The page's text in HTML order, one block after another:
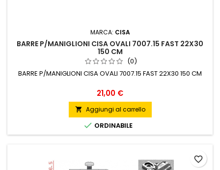
MARCA: CISA
BARRE P/MANIGLIONI CISA OVALI 7007.15 FAST 22X30
150 CM
(0)
BARRE P/MANIGLIONI CISA OVALI 7007.15 FAST 22X30 150 CM
Prezzo
21,00 €
 Aggiungi al carrello
 ORDINABILE
favorite_border